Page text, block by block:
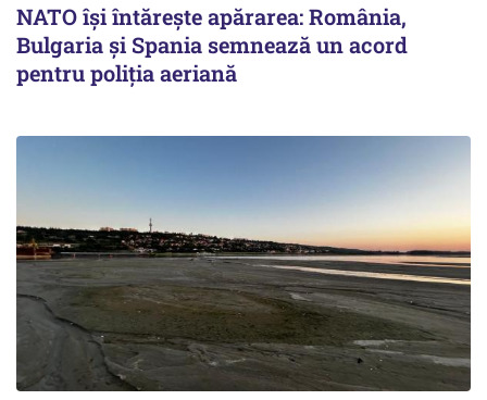
NATO își întărește apărarea: România,
Bulgaria și Spania semnează un acord
pentru poliția aeriană